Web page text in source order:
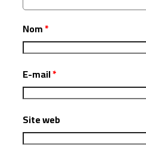
Nom*
E-mail*
Site web